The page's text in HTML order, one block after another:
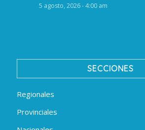
5 agosto, 2026 - 4:00 am
SECCIONES
Regionales
Provinciales